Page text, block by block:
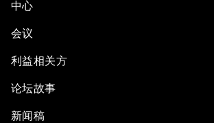
中心
会议
利益相关方
论坛故事
新闻稿